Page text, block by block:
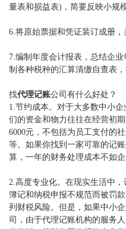
量表和损益表)，简要反映小规
6.将原始票据和凭证装订成册，
7.编制年度会计报表，总结企
制各种税种的汇算清缴自查表，
找代理记账公司有什么好处？
1.节约成本。对于大多数中小
们的资金和物力往往在经营初
6000元，不包括为员工支付的
等。如果你找到一家可靠的记
算，一年的财务处理成本不如
2.高度专业化。在现实生活中
簿记和纳税申报不规范而被罚
列财税风险。但是，如果中小
司，由于代理记账机构的服务